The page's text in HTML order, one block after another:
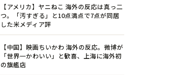
【アメリカ】ヤニねこ 海外の反応は真っ二
つ。「汚すぎる」と10点満点で7点が同居
した米メディア評
【中国】映画ちいかわ 海外の反応。微博が
「世界一かわいい」と歓喜、上海に海外初
の旗艦店